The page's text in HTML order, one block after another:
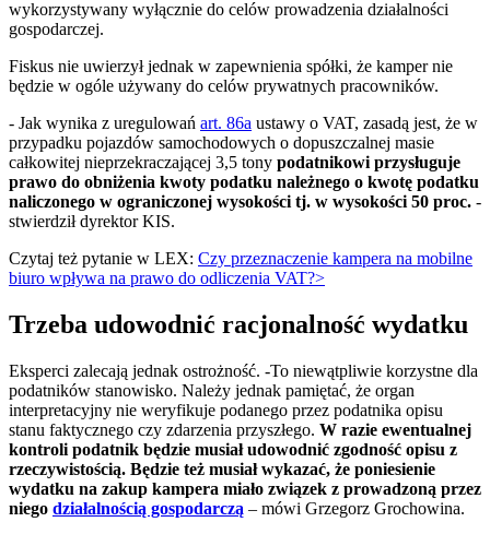
wykorzystywany wyłącznie do celów prowadzenia działalności
gospodarczej.
Fiskus nie uwierzył jednak w zapewnienia spółki, że kamper nie
będzie w ogóle używany do celów prywatnych pracowników.
- Jak wynika z uregulowań art. 86a ustawy o VAT, zasadą jest, że w
przypadku pojazdów samochodowych o dopuszczalnej masie
całkowitej nieprzekraczającej 3,5 tony podatnikowi przysługuje
prawo do obniżenia kwoty podatku należnego o kwotę podatku
naliczonego w ograniczonej wysokości tj. w wysokości 50 proc. -
stwierdził dyrektor KIS.
Czytaj też pytanie w LEX: Czy przeznaczenie kampera na mobilne
biuro wpływa na prawo do odliczenia VAT?>
Trzeba udowodnić racjonalność wydatku
Eksperci zalecają jednak ostrożność. -To niewątpliwie korzystne dla
podatników stanowisko. Należy jednak pamiętać, że organ
interpretacyjny nie weryfikuje podanego przez podatnika opisu
stanu faktycznego czy zdarzenia przyszłego. W razie ewentualnej
kontroli podatnik będzie musiał udowodnić zgodność opisu z
rzeczywistością. Będzie też musiał wykazać, że poniesienie
wydatku na zakup kampera miało związek z prowadzoną przez
niego działalnością gospodarczą – mówi Grzegorz Grochowina.